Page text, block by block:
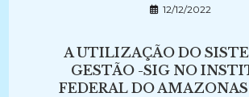
12/12/2022
A UTILIZAÇÃO DO
GESTÃO -SIG NO
FEDERAL DO